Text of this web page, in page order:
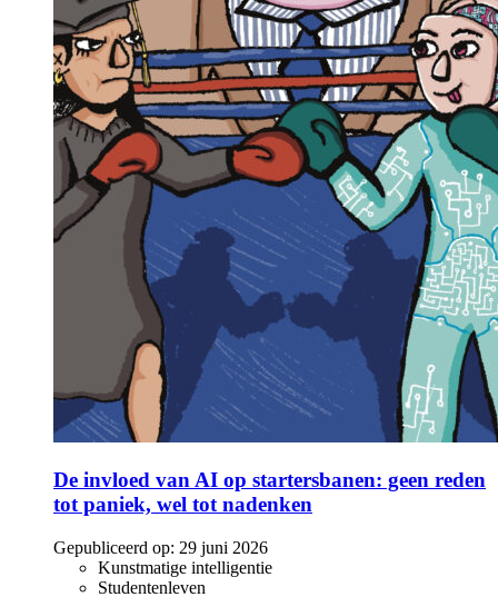
De invloed van AI op startersbanen: geen reden
tot paniek, wel tot nadenken
Gepubliceerd op: 29 juni 2026
Kunstmatige intelligentie
Studentenleven